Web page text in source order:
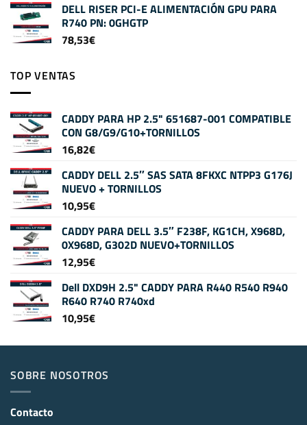
DELL RISER PCI-E ALIMENTACIÓN GPU PARA
R740 PN: 0GHGTP
78,53€
TOP VENTAS
CADDY PARA HP 2.5" 651687-001 COMPATIBLE
CON G8/G9/G10+TORNILLOS
16,82€
CADDY DELL 2.5″ SAS SATA 8FKXC NTPP3 G176J
NUEVO + TORNILLOS
10,95€
CADDY PARA DELL 3.5″ F238F, KG1CH, X968D,
0X968D, G302D NUEVO+TORNILLOS
12,95€
Dell DXD9H 2.5" CADDY PARA R440 R540 R940
R640 R740 R740xd
10,95€
SOBRE NOSOTROS
Contacto